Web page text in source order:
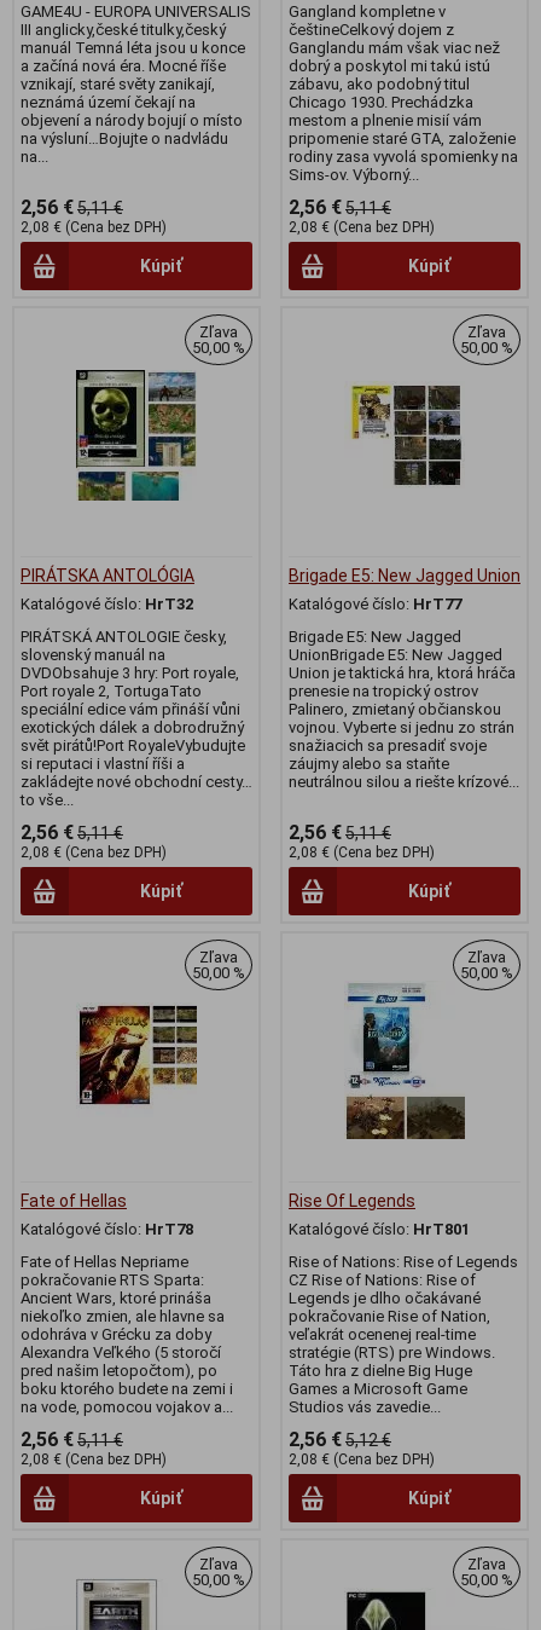
GAME4U - EUROPA UNIVERSALIS
III anglicky,české titulky,český
manuál Temná léta jsou u konce
a začíná nová éra. Mocné říše
vznikají, staré světy zanikají,
neznámá území čekají na
objevení a národy bojují o místo
na výsluní…Bojujte o nadvládu
na...
2,56 €5,11 €
2,08 € (Cena bez DPH)
Kúpiť
Gangland kompletne v
češtineCelkový dojem z
Ganglandu mám však viac než
dobrý a poskytol mi takú istú
zábavu, ako podobný titul
Chicago 1930. Prechádzka
mestom a plnenie misií vám
pripomenie staré GTA, založenie
rodiny zasa vyvolá spomienky na
Sims-ov. Výborný...
2,56 €5,11 €
2,08 € (Cena bez DPH)
Kúpiť
Zľava
50,00 %
PIRÁTSKA ANTOLÓGIA
Katalógové číslo: HrT32
PIRÁTSKÁ ANTOLOGIE česky,
slovenský manuál na
DVDObsahuje 3 hry: Port royale,
Port royale 2, TortugaTato
speciální edice vám přináší vůni
exotických dálek a dobrodružný
svět pirátů!Port RoyaleVybudujte
si reputaci i vlastní říši a
zakládejte nové obchodní cesty…
to vše...
2,56 €5,11 €
2,08 € (Cena bez DPH)
Kúpiť
Zľava
50,00 %
Brigade E5: New Jagged Union
Katalógové číslo: HrT77
Brigade E5: New Jagged
UnionBrigade E5: New Jagged
Union je taktická hra, ktorá hráča
prenesie na tropický ostrov
Palinero, zmietaný občianskou
vojnou. Vyberte si jednu zo strán
snažiacich sa presadiť svoje
záujmy alebo sa staňte
neutrálnou silou a riešte krízové...
2,56 €5,11 €
2,08 € (Cena bez DPH)
Kúpiť
Zľava
50,00 %
Fate of Hellas
Katalógové číslo: HrT78
Fate of Hellas Nepriame
pokračovanie RTS Sparta:
Ancient Wars, ktoré prináša
niekoľko zmien, ale hlavne sa
odohráva v Grécku za doby
Alexandra Veľkého (5 storočí
pred našim letopočtom), po
boku ktorého budete na zemi i
na vode, pomocou vojakov a...
2,56 €5,11 €
2,08 € (Cena bez DPH)
Kúpiť
Zľava
50,00 %
Rise Of Legends
Katalógové číslo: HrT801
Rise of Nations: Rise of Legends
CZ Rise of Nations: Rise of
Legends je dlho očakávané
pokračovanie Rise of Nation,
veľakrát ocenenej real-time
stratégie (RTS) pre Windows.
Táto hra z dielne Big Huge
Games a Microsoft Game
Studios vás zavedie...
2,56 €5,12 €
2,08 € (Cena bez DPH)
Kúpiť
Zľava
50,00 %
Zľava
50,00 %